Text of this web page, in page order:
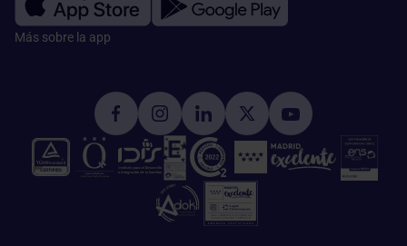
Más sobre la app​